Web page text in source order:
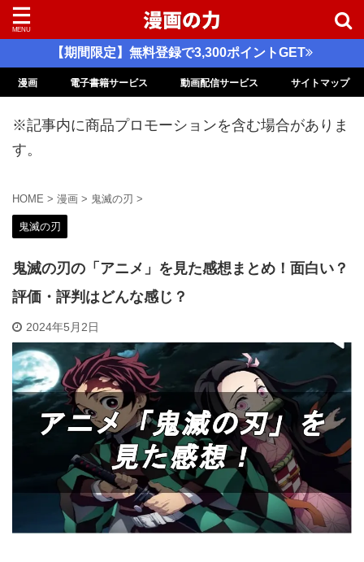
【期間限定】無料登録で3,300ポイントGET
漫画 電子書籍サービス 動画配信サービス サイトマップ
※記事内に商品プロモーションを含む場合がありま
す。
HOME > 漫画 > 鬼滅の刃 >
鬼滅の刃
鬼滅の刃の「アニメ」を見た感想まとめ！面白い？
評価・評判はどんな感じ？
2024年5月2日